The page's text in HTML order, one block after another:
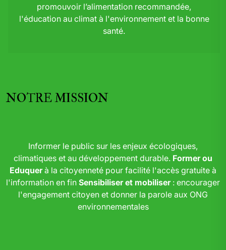
promouvoir l’alimentation recommandée,
l'éducation au climat à l'environnement et la bonne
santé.
NOTRE MISSION
Informer le public sur les enjeux écologiques,
climatiques et au développement durable. Former ou
Eduquerà la citoyenneté pour facilité l'accès gratuite à
l'information en fin Sensibiliser et mobiliser: encourager
l'engagement citoyen et donner la parole aux ONG
environnementales